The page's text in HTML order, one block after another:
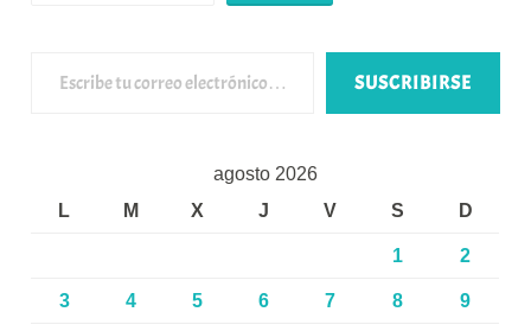
SUSCRIBIRSE
agosto 2026
L
M X J V S D
1 2
3 4 5 6 7 8 9